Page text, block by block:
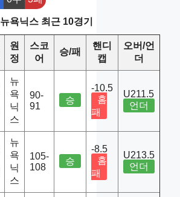
뉴욕닉스 최근 10경기
원
정
스코
어
승/패
핸디
캡
오버/언
더
뉴
욕
닉
스
90-
91
승
-10.5
홈
패
U211.5
언더
뉴
욕
닉
스
105-
108
승
-8.5
홈
패
U213.5
언더